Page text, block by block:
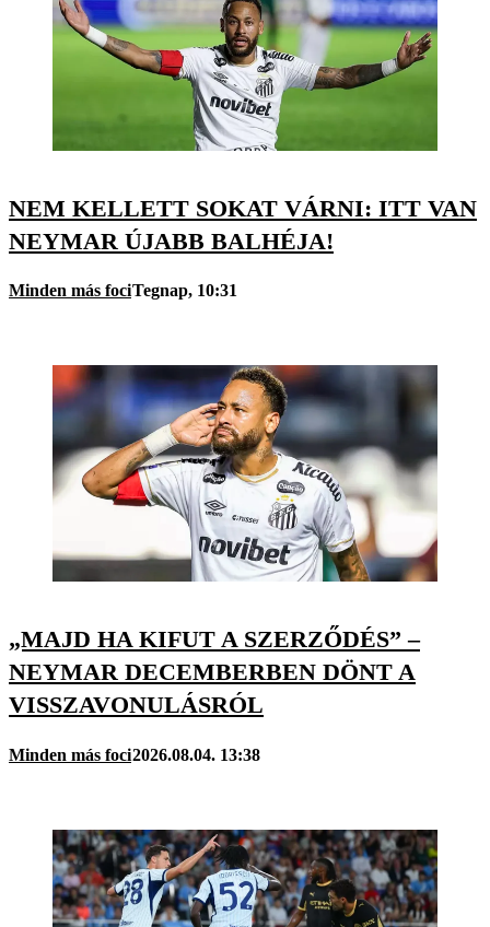
NEM KELLETT SOKAT VÁRNI: ITT VAN
NEYMAR ÚJABB BALHÉJA!
Minden más fociTegnap, 10:31
„MAJD HA KIFUT A SZERZŐDÉS” –
NEYMAR DECEMBERBEN DÖNT A
VISSZAVONULÁSRÓL
Minden más foci2026.08.04. 13:38